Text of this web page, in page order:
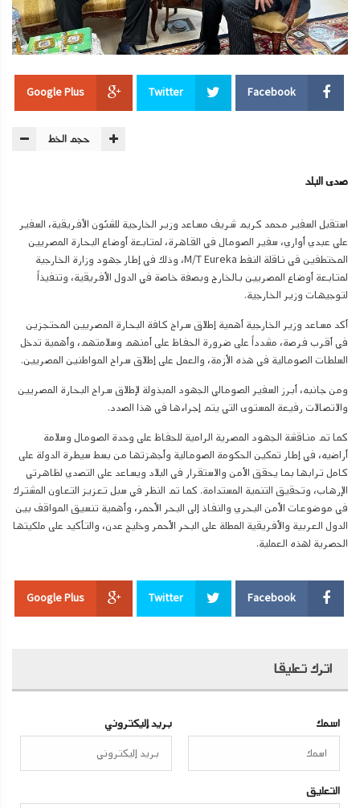
Facebook
Twitter
Google Plus
حجم الخط
صدى البلد
استقبل السفير محمد كريم شريف مساعد وزير الخارجية للشئون الأفريقية، السفير
علي عبدي أواري، سفير الصومال في القاهرة، لمتابعة أوضاع البحارة المصريين
المختطفين في ناقلة النفط M/T Eureka، وذلك في إطار جهود وزارة الخارجية
لمتابعة أوضاع المصريين بالخارج وبصفة خاصة في الدول الأفريقية، وتنفيذاً
لتوجيهات وزير الخارجية.
أكد مساعد وزير الخارجية أهمية إطلاق سراح كافة البحارة المصريين المحتجزين
في أقرب فرصة، مشدداً على ضرورة الحفاظ على أمنهم وسلامتهم، وأهمية تدخل
السلطات الصومالية في هذه الأزمة، والعمل على إطلاق سراح المواطنين المصريين.
ومن جانبه، أبرز السفير الصومالي الجهود المبذولة لإطلاق سراح البحارة المصريين
والاتصالات رفيعة المستوى التي يتم إجراءها في هذا الصدد.
كما تم مناقشة الجهود المصرية الرامية للحفاظ على وحدة الصومال وسلامة
أراضيه، في إطار تمكين الحكومة الصومالية وأجهزتها من بسط سيطرة الدولة على
كامل ترابها بما يحقق الأمن والاستقرار في البلاد ويساعد على التصدي لظاهرتي
الإرهاب، وتحقيق التنمية المستدامة. كما تم النظر في سبل تعزيز التعاون المشترك
في موضوعات الأمن البحري والنفاذ إلى البحر الأحمر، وأهمية تنسيق المواقف بين
الدول العربية والأفريقية المطلة على البحر الأحمر وخليج عدن، والتأكيد على ملكيتها
الحصرية لهذه العملية.
Facebook
Twitter
Google Plus
اترك تعليقا
اسمك بريد إليكتروني
التعليق